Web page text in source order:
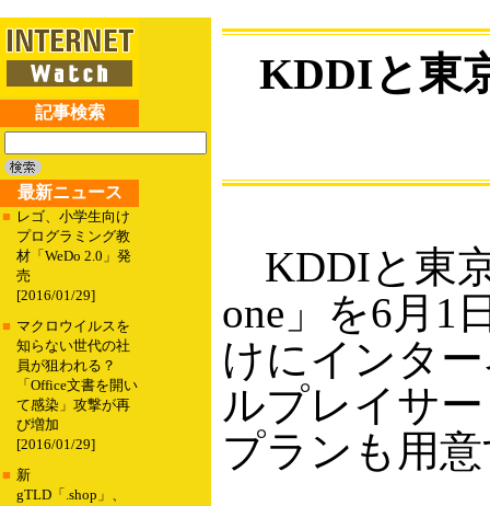
記事検索
最新ニュース
■ レゴ、小学生向け
プログラミング教
材「WeDo 2.0」発
売
[2016/01/29]
■ マクロウイルスを
知らない世代の社
員が狙われる？
「Office文書を開い
て感染」攻撃が再
び増加
[2016/01/29]
■ 新
gTLD「.shop」、
KDDIと東
KDDIと東
one」を6月1
けにインタ
ルプレイサ
プランも用